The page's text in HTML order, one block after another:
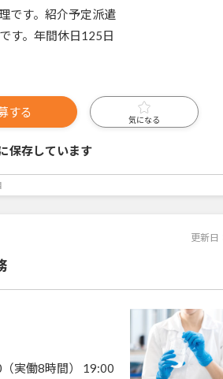
です。紹介予定派遣
す。年間休日125日
する
気になる
保存しています
更新日
実働8時間） 19:00